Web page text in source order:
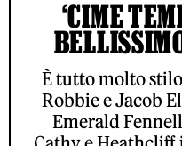
‘CIME
È tutto molto
Robbie e Jacob
Emerald